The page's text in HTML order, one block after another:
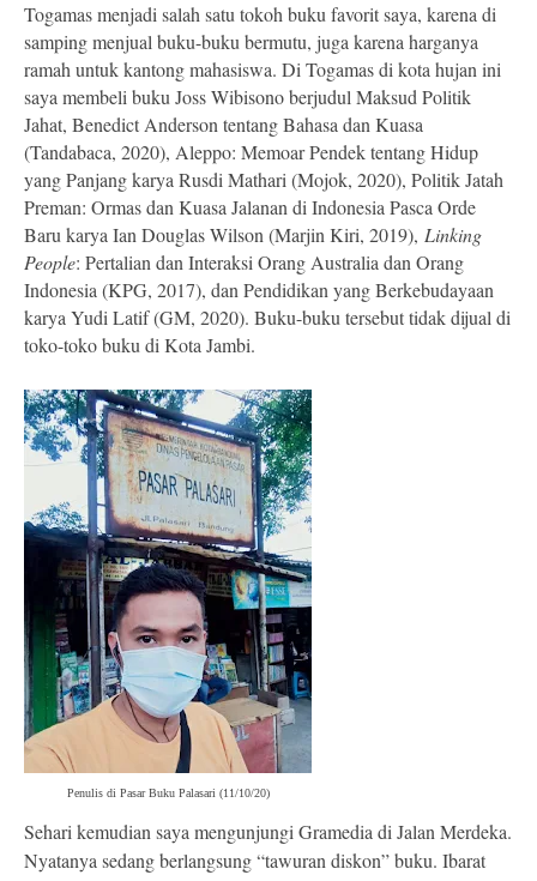
Togamas menjadi salah satu tokoh buku favorit saya, karena di
samping menjual buku-buku bermutu, juga karena harganya
ramah untuk kantong mahasiswa. Di Togamas di kota hujan ini
saya membeli buku Joss Wibisono berjudul Maksud Politik
Jahat, Benedict Anderson tentang Bahasa dan Kuasa
(Tandabaca, 2020), Aleppo: Memoar Pendek tentang Hidup
yang Panjang karya Rusdi Mathari (Mojok, 2020), Politik Jatah
Preman: Ormas dan Kuasa Jalanan di Indonesia Pasca Orde
Baru karya Ian Douglas Wilson (Marjin Kiri, 2019), Linking
People: Pertalian dan Interaksi Orang Australia dan Orang
Indonesia (KPG, 2017), dan Pendidikan yang Berkebudayaan
karya Yudi Latif (GM, 2020). Buku-buku tersebut tidak dijual di
toko-toko buku di Kota Jambi.
Penulis di Pasar Buku Palasari (11/10/20)
Sehari kemudian saya mengunjungi Gramedia di Jalan Merdeka.
Nyatanya sedang berlangsung “tawuran diskon” buku. Ibarat